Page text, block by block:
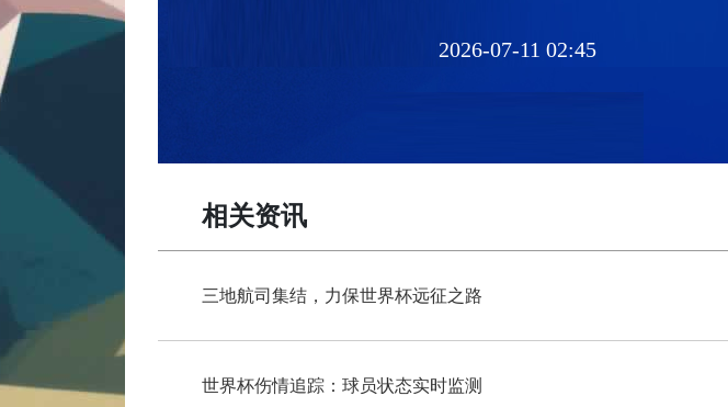
2026-07-11 02:45
相关资讯
三地航司集结，力保世界杯远征之路
世界杯伤情追踪：球员状态实时监测